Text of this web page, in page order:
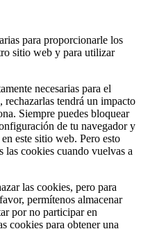
para proporcionarle los
sitio web y para utilizar
necesarias para el
tendrá un impacto
Siempre puedes bloquear
de tu navegador y
este sitio web. Pero esto
las cookies cuando vuelvas a
las cookies, pero para
permítenos almacenar
por no participar en
cookies para obtener una